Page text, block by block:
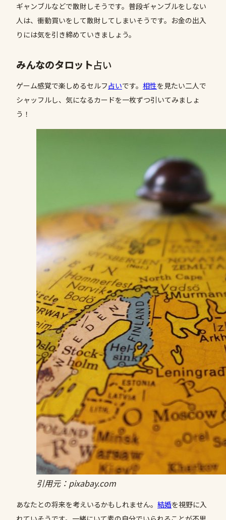
ギャンブルなどで散財しそうです。普段ギャンブルをしない
人は、衝動買いをして散財してしまいそうです。お金の出入
りには気を引き締めていきましょう。
みんなのタロット占い
ゲーム感覚で楽しめるセルフ占いです。 相性を見たい二人で
シャッフルし、気になるカードを一枚ずつ引いてみましょ
う！
引用元：pixabay.com
あなたとの将来を考えいるかもしれません。 結婚を視野に入